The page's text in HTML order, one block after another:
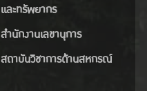
และทรัพยากร
สำนักงานเลขานุการ
สถาบันวิชาการด้านสหกรณ์